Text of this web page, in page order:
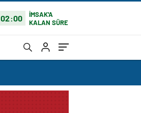
02:00
İMSAK'A
KALAN SÜRE